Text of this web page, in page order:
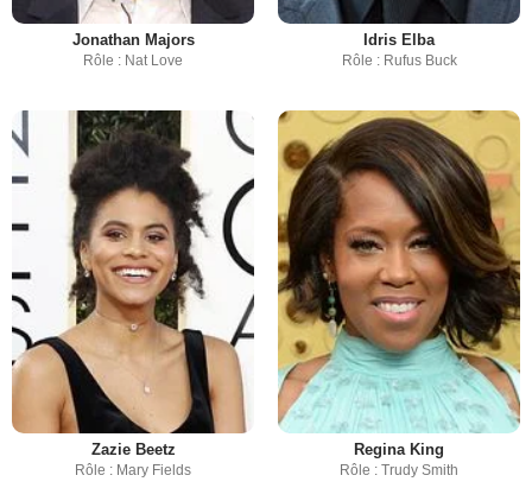
Jonathan Majors
Rôle : Nat Love
Idris Elba
Rôle : Rufus Buck
Zazie Beetz
Rôle : Mary Fields
Regina King
Rôle : Trudy Smith